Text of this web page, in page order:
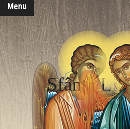
Menu
Sfânta